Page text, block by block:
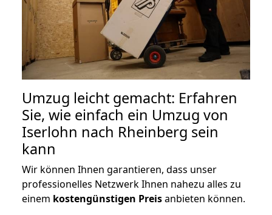
Umzug leicht gemacht: Erfahren
Sie, wie einfach ein Umzug von
Iserlohn nach Rheinberg sein
kann
Wir können Ihnen garantieren, dass unser
professionelles Netzwerk Ihnen nahezu alles zu
einem kostengünstigen Preisanbieten können.